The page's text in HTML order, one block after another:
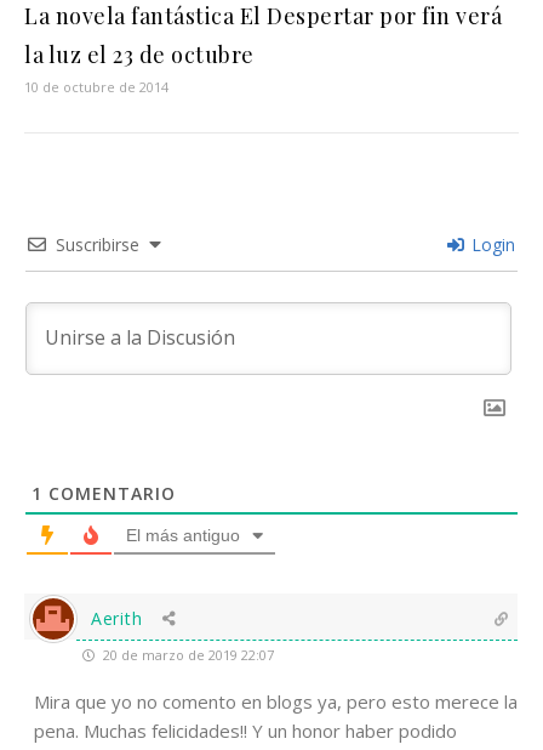
La novela fantástica El Despertar por fin verá
la luz el 23 de octubre
10 de octubre de 2014
Suscribirse Login
1 COMENTARIO
El más antiguo
Aerith
20 de marzo de 2019 22:07
Mira que yo no comento en blogs ya, pero esto merece la
pena. Muchas felicidades!! Y un honor haber podido